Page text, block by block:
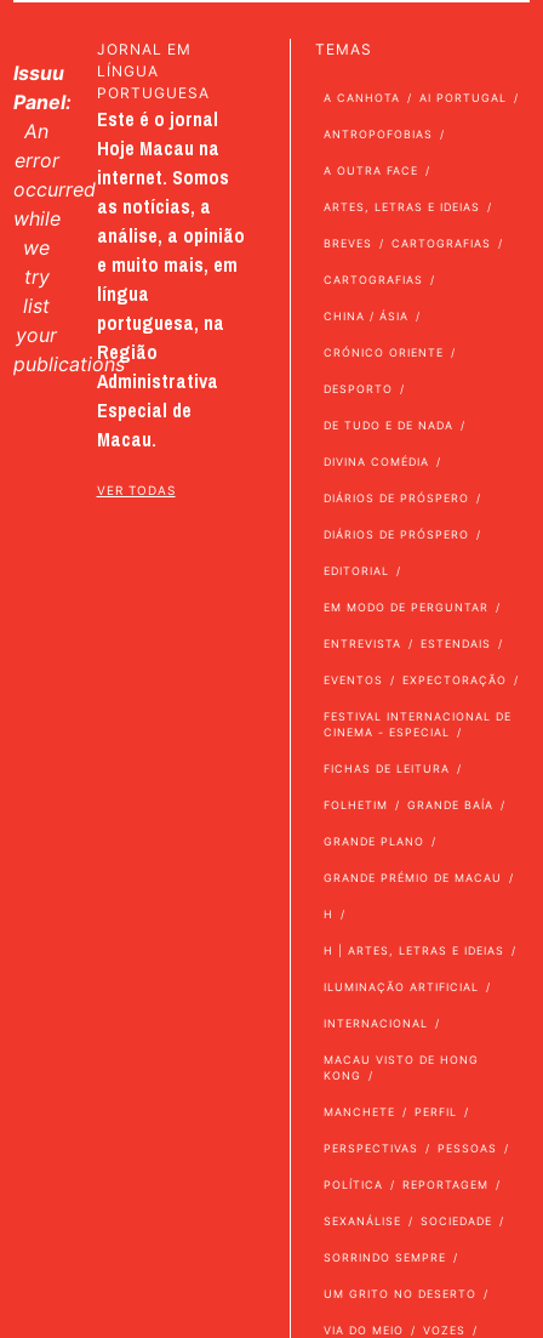
Issuu
Panel:
An
error
occurred
while
we
try
list
your
publications
JORNAL EM
LÍNGUA
PORTUGUESA
Este é o jornal
Hoje Macau na
internet. Somos
as notícias, a
análise, a opinião
e muito mais, em
língua
portuguesa, na
Região
Administrativa
Especial de
Macau.
VER TODAS
TEMAS
A CANHOTA AI PORTUGAL
ANTROPOFOBIAS
A OUTRA FACE
ARTES, LETRAS E IDEIAS
BREVES CARTOGRAFIAS
CARTOGRAFIAS
CHINA / ÁSIA
CRÓNICO ORIENTE
DESPORTO
DE TUDO E DE NADA
DIVINA COMÉDIA
DIÁRIOS DE PRÓSPERO
DIÁRIOS DE PRÓSPERO
EDITORIAL
EM MODO DE PERGUNTAR
ENTREVISTA ESTENDAIS
EVENTOS EXPECTORAÇÃO
FESTIVAL INTERNACIONAL DE
CINEMA - ESPECIAL
FICHAS DE LEITURA
FOLHETIM GRANDE BAÍA
GRANDE PLANO
GRANDE PRÉMIO DE MACAU
H
H | ARTES, LETRAS E IDEIAS
ILUMINAÇÃO ARTIFICIAL
INTERNACIONAL
MACAU VISTO DE HONG
KONG
MANCHETE PERFIL
PERSPECTIVAS PESSOAS
POLÍTICA REPORTAGEM
SEXANÁLISE SOCIEDADE
SORRINDO SEMPRE
UM GRITO NO DESERTO
VIA DO MEIO VOZES